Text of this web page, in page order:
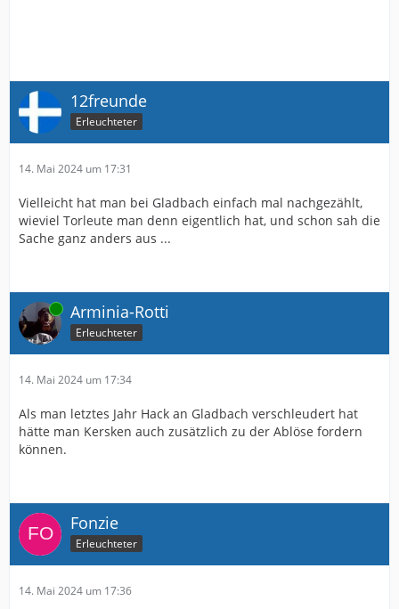
12freunde
Erleuchteter
14. Mai 2024 um 17:31
Vielleicht hat man bei Gladbach einfach mal nachgezählt,
wieviel Torleute man denn eigentlich hat, und schon sah die
Sache ganz anders aus ...
Online Arminia-Rotti
Erleuchteter
14. Mai 2024 um 17:34
Als man letztes Jahr Hack an Gladbach verschleudert hat
hätte man Kersken auch zusätzlich zu der Ablöse fordern
können.
Fonzie
Erleuchteter
14. Mai 2024 um 17:36